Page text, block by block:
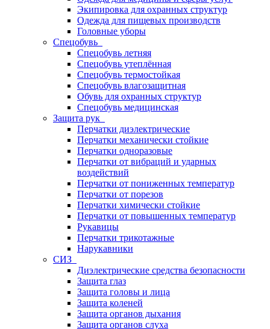
Экипировка для охранных структур
Одежда для пищевых производств
Головные уборы
Спецобувь
Спецобувь летняя
Спецобувь утеплённая
Спецобувь термостойкая
Спецобувь влагозащитная
Обувь для охранных структур
Спецобувь медицинская
Защита рук
Перчатки диэлектрические
Перчатки механически стойкие
Перчатки одноразовые
Перчатки от вибраций и ударных
воздействий
Перчатки от пониженных температур
Перчатки от порезов
Перчатки химически стойкие
Перчатки от повышенных температур
Рукавицы
Перчатки трикотажные
Нарукавники
СИЗ
Диэлектрические средства безопасности
Защита глаз
Защита головы и лица
Защита коленей
Защита органов дыхания
Защита органов слуха